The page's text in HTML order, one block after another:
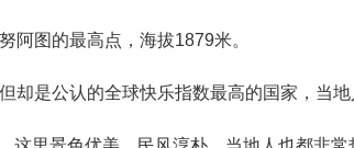
阿图的最高点，海拔1879米。
却是公认的全球快乐指数最高的国家，当地